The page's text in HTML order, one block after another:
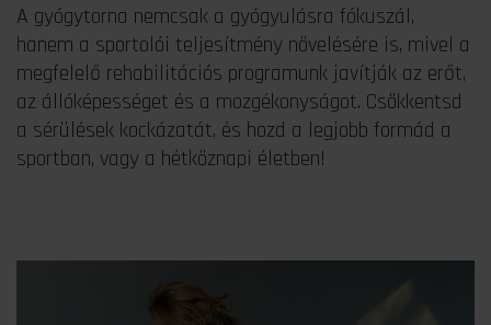
A gyógytorna nemcsak a gyógyulásra fókuszál,
hanem a sportolói teljesítmény növelésére is, mivel a
megfelelő rehabilitációs programunk javítják az erőt,
az állóképességet és a mozgékonyságot​. Csökkentsd
a sérülések kockázatát, és hozd a legjobb formád a
sportban, vagy a hétköznapi életben!